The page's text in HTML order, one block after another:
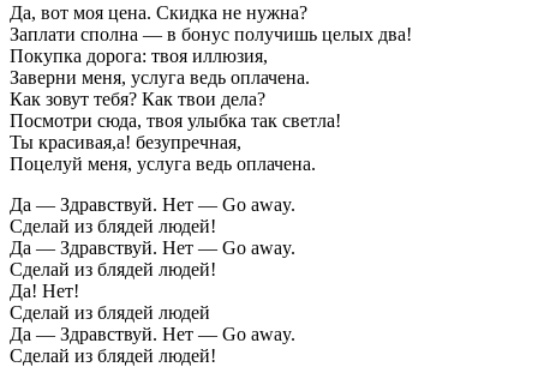
Да, вот моя цена. Скидка не нужна?
Заплати сполна — в бонус получишь целых два!
Покупка дорога: твоя иллюзия,
Заверни меня, услуга ведь оплачена.
Как зовут тебя? Как твои дела?
Посмотри сюда, твоя улыбка так светла!
Ты красивая,а! безупречная,
Поцелуй меня, услуга ведь оплачена.
Да — Здравствуй. Нет — Go away.
Сделай из блядей людей!
Да — Здравствуй. Нет — Go away.
Сделай из блядей людей!
Да! Нет!
Сделай из блядей людей
Да — Здравствуй. Нет — Go away.
Сделай из блядей людей!